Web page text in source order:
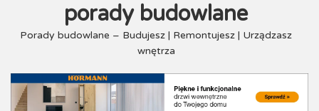
porady budowlane
Porady budowlane – Budujesz | Remontujesz | Urządzasz
wnętrza